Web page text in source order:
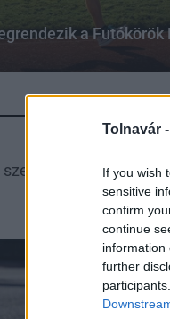
Tolnavár -
If you wish
sensitive
confirm
continue
information
further
a Futókörök
maratoni